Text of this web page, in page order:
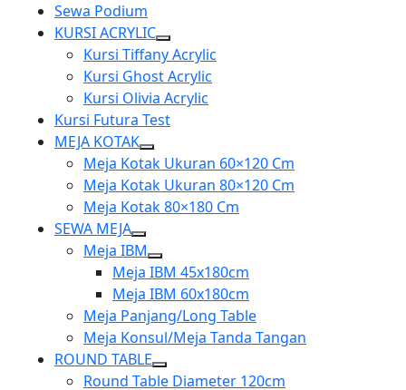
Sewa Podium
KURSI ACRYLIC
Show
sub
menu
Kursi Tiffany Acrylic
Kursi Ghost Acrylic
Kursi Olivia Acrylic
Kursi Futura Test
MEJA KOTAK
Show
sub
menu
Meja Kotak Ukuran 60×120 Cm
Meja Kotak Ukuran 80×120 Cm
Meja Kotak 80×180 Cm
SEWA MEJA
Show
sub
menu
Meja IBM
Show
sub
menu
Meja IBM 45x180cm
Meja IBM 60x180cm
Meja Panjang/Long Table
Meja Konsul/Meja Tanda Tangan
ROUND TABLE
Show
Round Table Diameter 120cm